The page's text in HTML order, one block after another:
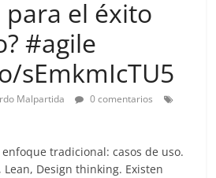
el éxito
#agile
sEmkmIcTU5
Malpartida
0 comentarios
tradicional: casos de uso.
Design thinking. Existen